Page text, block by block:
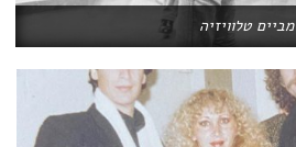
מביים טלוויזיה